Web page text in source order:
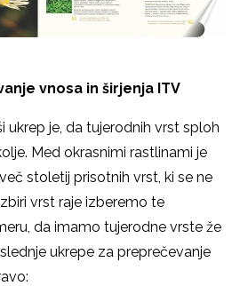
vnosa in širjenja ITV
ukrep je, da tujerodnih vrst sploh
Med okrasnimi rastlinami je
stoletij prisotnih vrst, ki se ne
vrst raje izberemo te
da imamo tujerodne vrste že
ukrepe za preprečevanje